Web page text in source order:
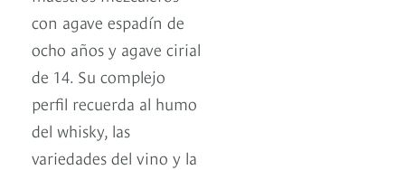
con agave espadín de
ocho años y agave cirial
de 14. Su complejo
perfil recuerda al humo
del whisky, las
variedades del vino y la